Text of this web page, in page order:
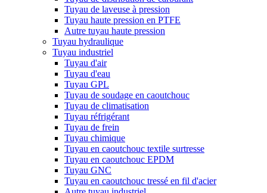
Tuyau de laveuse à pression
Tuyau haute pression en PTFE
Autre tuyau haute pression
Tuyau hydraulique
Tuyau industriel
Tuyau d'air
Tuyau d'eau
Tuyau GPL
Tuyau de soudage en caoutchouc
Tuyau de climatisation
Tuyau réfrigérant
Tuyau de frein
Tuyau chimique
Tuyau en caoutchouc textile surtresse
Tuyau en caoutchouc EPDM
Tuyau GNC
Tuyau en caoutchouc tressé en fil d'acier